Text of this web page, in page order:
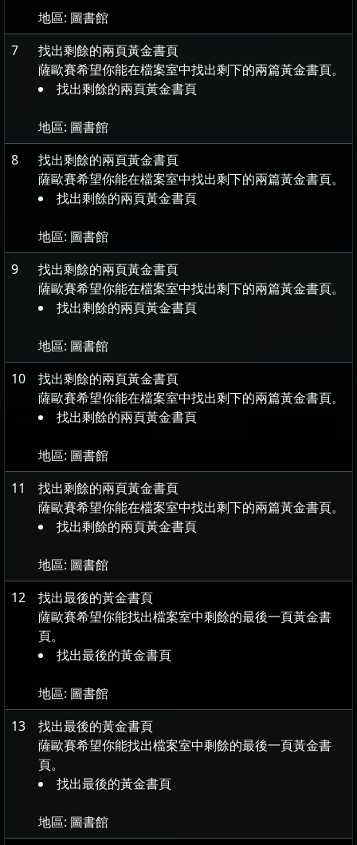
地區: 圖書館
7
找出剩餘的兩頁黃金書頁
薩歐賽希望你能在檔案室中找出剩下的兩篇黃金書頁。
找出剩餘的兩頁黃金書頁
地區: 圖書館
8
找出剩餘的兩頁黃金書頁
薩歐賽希望你能在檔案室中找出剩下的兩篇黃金書頁。
找出剩餘的兩頁黃金書頁
地區: 圖書館
9
找出剩餘的兩頁黃金書頁
薩歐賽希望你能在檔案室中找出剩下的兩篇黃金書頁。
找出剩餘的兩頁黃金書頁
地區: 圖書館
10
找出剩餘的兩頁黃金書頁
薩歐賽希望你能在檔案室中找出剩下的兩篇黃金書頁。
找出剩餘的兩頁黃金書頁
地區: 圖書館
11
找出剩餘的兩頁黃金書頁
薩歐賽希望你能在檔案室中找出剩下的兩篇黃金書頁。
找出剩餘的兩頁黃金書頁
地區: 圖書館
12
找出最後的黃金書頁
薩歐賽希望你能找出檔案室中剩餘的最後一頁黃金書
頁。
找出最後的黃金書頁
地區: 圖書館
13
找出最後的黃金書頁
薩歐賽希望你能找出檔案室中剩餘的最後一頁黃金書
頁。
找出最後的黃金書頁
地區: 圖書館